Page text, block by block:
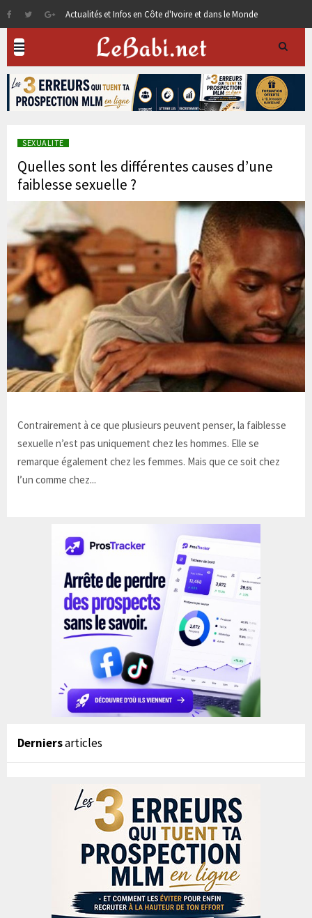
Actualités et Infos en Côte d'Ivoire et dans le Monde
SEXUALITE
Quelles sont les différentes causes d’une
faiblesse sexuelle ?
Contrairement à ce que plusieurs peuvent penser, la faiblesse
sexuelle n’est pas uniquement chez les hommes. Elle se
remarque également chez les femmes. Mais que ce soit chez
l’un comme chez...
Derniersarticles